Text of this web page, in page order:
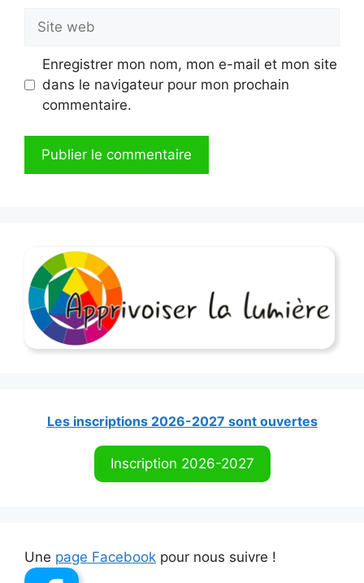
web
Enregistrer mon nom, mon e-mail et mon site
dans le navigateur pour mon prochain
commentaire.
n
a
Les inscriptions 2026-2027 sont ouvertes
Inscription 2026-2027
Une page Facebook pour nous suivre !